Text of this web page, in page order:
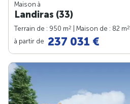
Maison à
Landiras (33)
Terrain de : 950 m2 | Maison de : 82 m2
à partir de 237 031 €